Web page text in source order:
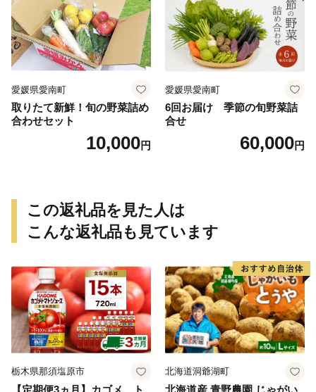
ねっとり 生芋 新芋 あんのう
いも 甘藷 べにはるか スイー
ツ 国産 糖度 産地直送 農家直
送 数量限定 21000円 愛媛 愛
南 ミッチーのおみかん畑
愛媛県愛南町
取りたて新鮮！旬の野菜詰め
合わせセット
10,000円
愛媛県愛南町
6回お届け 季節の旬野菜詰
合せ
60,000円
この返礼品を見た人は
こんな返礼品も見ています
栃木県那須塩原市
【定期便3ヵ月】カゴメ ト
北海道洞爺湖町
北海道産 青野農園 じゃがい